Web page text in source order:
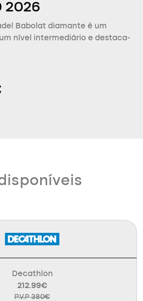
2026
Babolat diamante é um
nível intermediário e destaca-
Decathlon
212.99€
P.V.P 380€